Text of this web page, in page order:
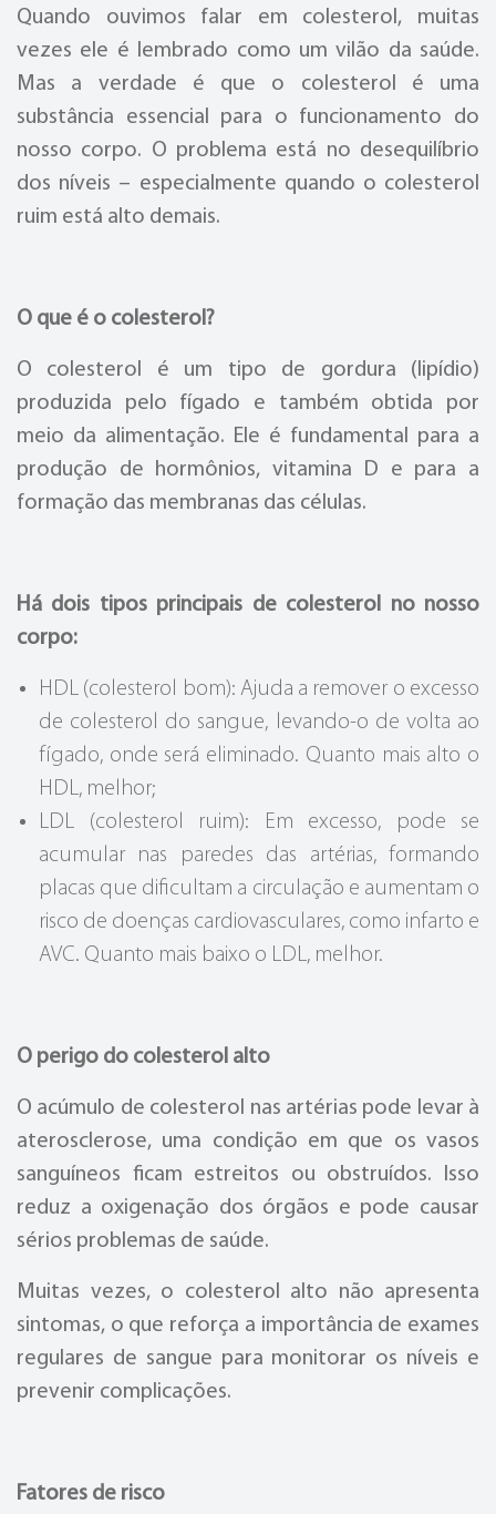
Quando ouvimos falar em colesterol, muitas
vezes ele é lembrado como um vilão da saúde.
Mas a verdade é que o colesterol é uma
substância essencial para o funcionamento do
nosso corpo. O problema está no desequilíbrio
dos níveis – especialmente quando o colesterol
ruim está alto demais.
O que é o colesterol?
O colesterol é um tipo de gordura (lipídio)
produzida pelo fígado e também obtida por
meio da alimentação. Ele é fundamental para a
produção de hormônios, vitamina D e para a
formação das membranas das células.
Há dois tipos principais de colesterol no nosso
corpo:
HDL (colesterol bom): Ajuda a remover o excesso
de colesterol do sangue, levando-o de volta ao
fígado, onde será eliminado. Quanto mais alto o
HDL, melhor;
LDL (colesterol ruim): Em excesso, pode se
acumular nas paredes das artérias, formando
placas que dificultam a circulação e aumentam o
risco de doenças cardiovasculares, como infarto e
AVC. Quanto mais baixo o LDL, melhor.
O perigo do colesterol alto
O acúmulo de colesterol nas artérias pode levar à
aterosclerose, uma condição em que os vasos
sanguíneos ficam estreitos ou obstruídos. Isso
reduz a oxigenação dos órgãos e pode causar
sérios problemas de saúde.
Muitas vezes, o colesterol alto não apresenta
sintomas, o que reforça a importância de exames
regulares de sangue para monitorar os níveis e
prevenir complicações.
Fatores de risco